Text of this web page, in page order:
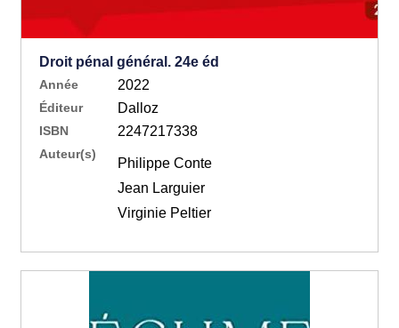
Droit pénal général. 24e éd
Année 2022
Éditeur Dalloz
ISBN 2247217338
Auteur(s)
Philippe Conte
Jean Larguier
Virginie Peltier